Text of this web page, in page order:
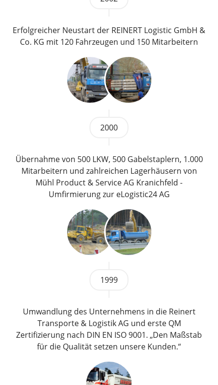
Erfolgreicher Neustart der REINERT Logistic GmbH &
Co. KG mit 120 Fahrzeugen und 150 Mitarbeitern
2000
Übernahme von 500 LKW, 500 Gabelstaplern, 1.000
Mitarbeitern und zahlreichen Lagerhäusern von
Mühl Product & Service AG Kranichfeld -
Umfirmierung zur eLogistic24 AG
1999
Umwandlung des Unternehmens in die Reinert
Transporte & Logistik AG und erste QM
Zertifizierung nach DIN EN ISO 9001. „Den Maßstab
für die Qualität setzen unsere Kunden.“